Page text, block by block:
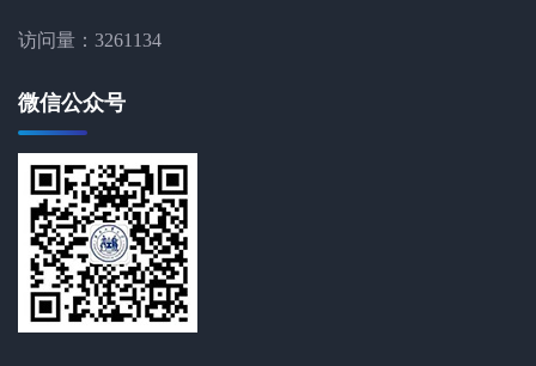
访问量： 3261134
微信公众号